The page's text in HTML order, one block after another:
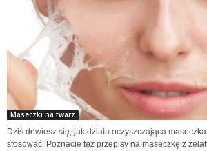
Maseczki na twarz
Dziś dowiesz się, jak działa oczyszczająca
stosować. Poznacie też przepisy na maseczkę z